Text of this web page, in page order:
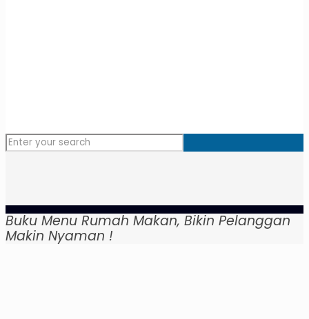
Buku Menu Rumah Makan, Bikin Pelanggan
Makin Nyaman !